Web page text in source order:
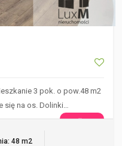
3 pok. o pow.48 m2
na os. Dolinki…
WIĘCEJ
48 m2